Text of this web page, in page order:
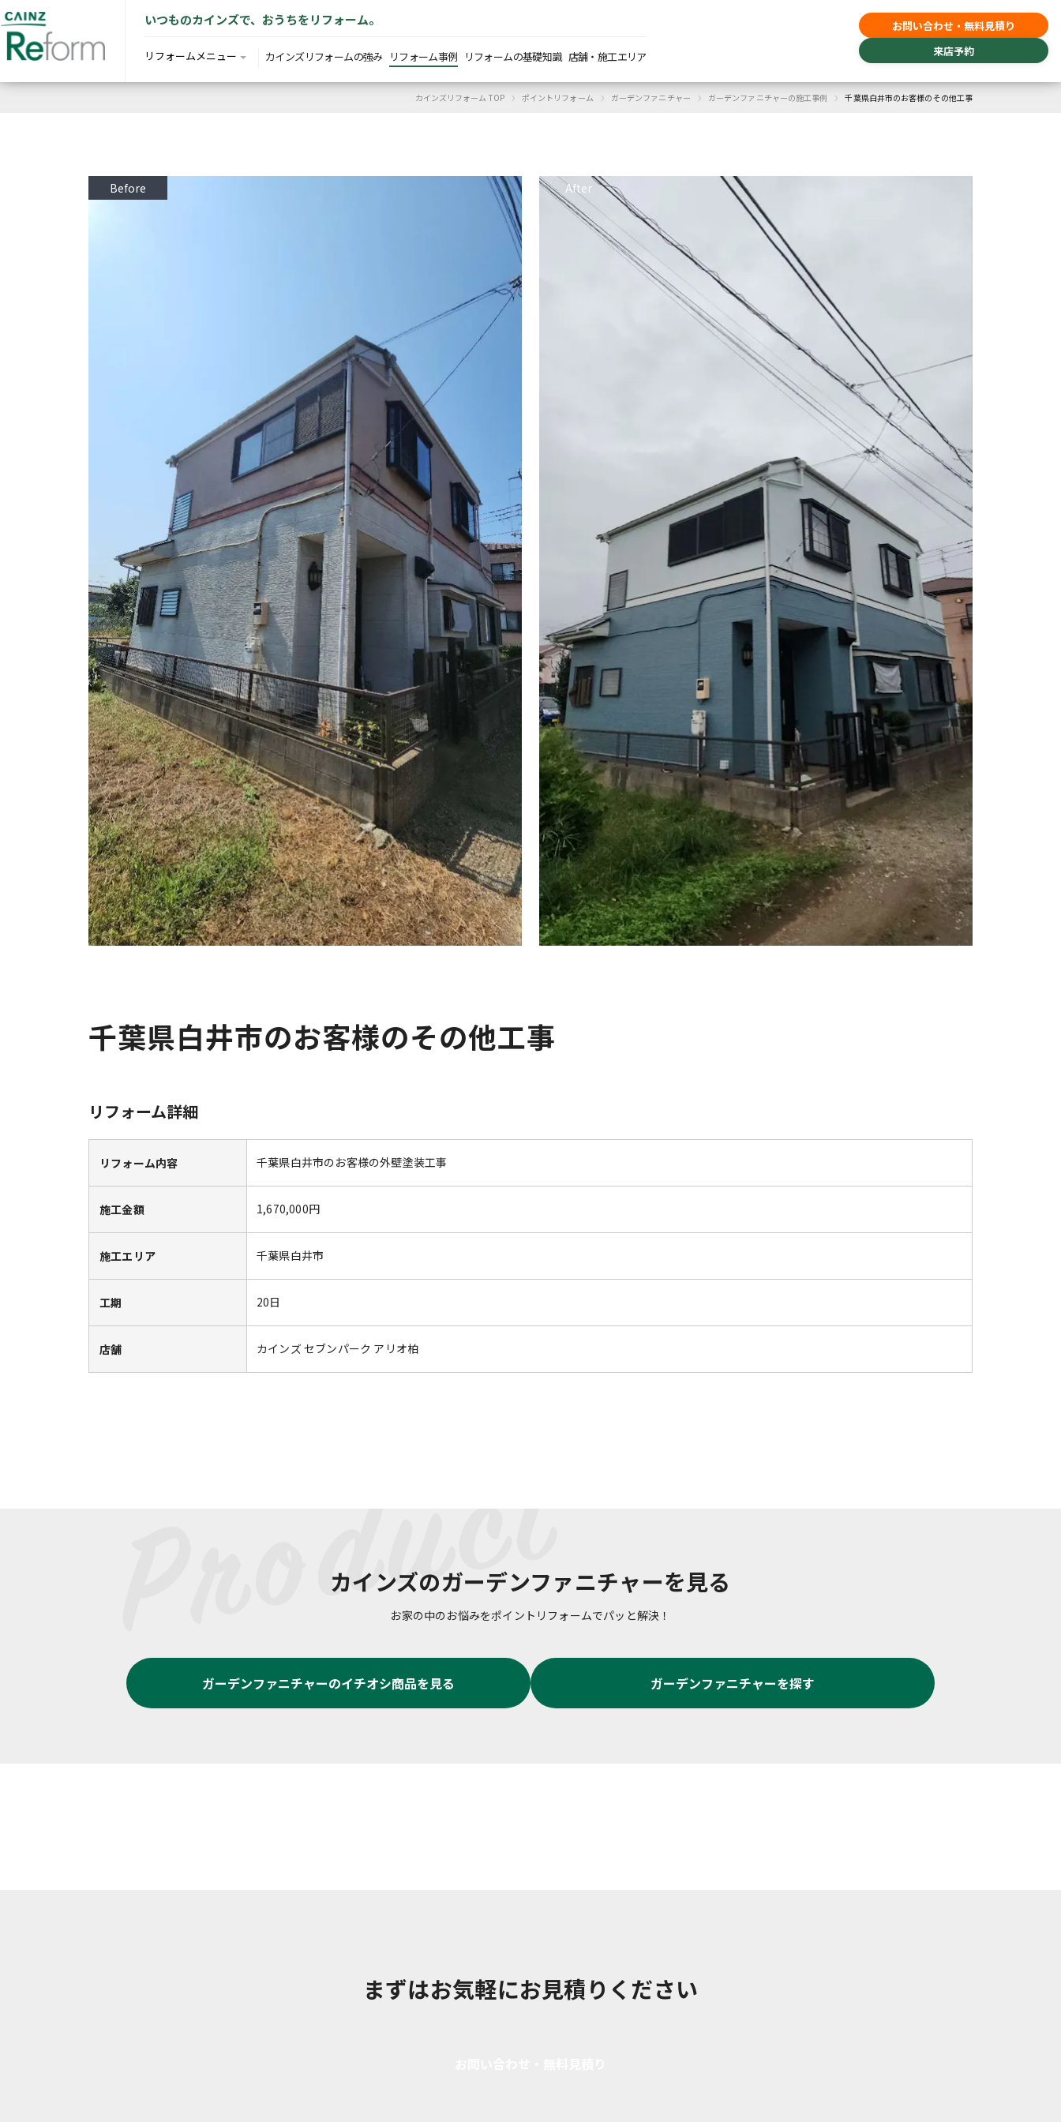
いつものカインズで、おうちをリフォーム。
リフォームメニュー カインズリフォームの強み リフォーム事例 リフォームの基礎知識 店舗・施工エリア
お問い合わせ・無料見積り
来店予約
カインズリフォーム TOP › ポイントリフォーム › ガーデンファニチャー › ガーデンファニチャーの施工事例 › 千葉県白井市のお客様のその他工事
Before After
千葉県白井市のお客様のその他工事
リフォーム詳細
リフォーム内容 千葉県白井市のお客様の外壁塗装工事
施工金額 1,670,000円
施工エリア 千葉県白井市
工期 20日
店舗 カインズ セブンパーク アリオ柏
カインズのガーデンファニチャーを見る
お家の中のお悩みをポイントリフォームでパッと解決！
ガーデンファニチャーのイチオシ商品を見る ガーデンファニチャーを探す
まずはお気軽にお見積りください